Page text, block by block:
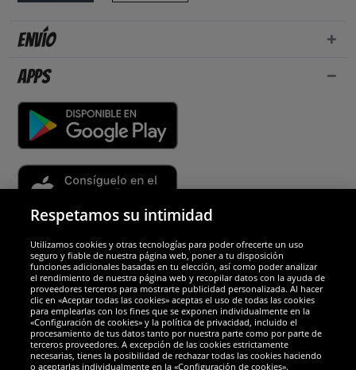
Envío
Apps
Socios y seguridad
Galardones
Respetamos su intimidad
Utilizamos cookies y otras tecnologías para poder ofrecerte un uso
seguro y fiable de nuestra página web, poner a tu disposición
funciones adicionales basadas en tu elección, así como poder analizar
el rendimiento de nuestra página web y recopilar datos con la ayuda de
proveedores terceros para mostrarte publicidad personalizada. Al hacer
clic en «Aceptar todas las cookies» aceptas el uso de todas las cookies
para emplearlas con los fines que se exponen individualmente en la
«Configuración de cookies» y la política de privacidad, incluido el
procesamiento de tus datos tanto por nuestra parte como por parte de
terceros proveedores. A excepción de las cookies estrictamente
necesarias, tienes la posibilidad de rechazar todas las cookies haciendo
o aceptarlas individualmente en la «Configuración de cookies».